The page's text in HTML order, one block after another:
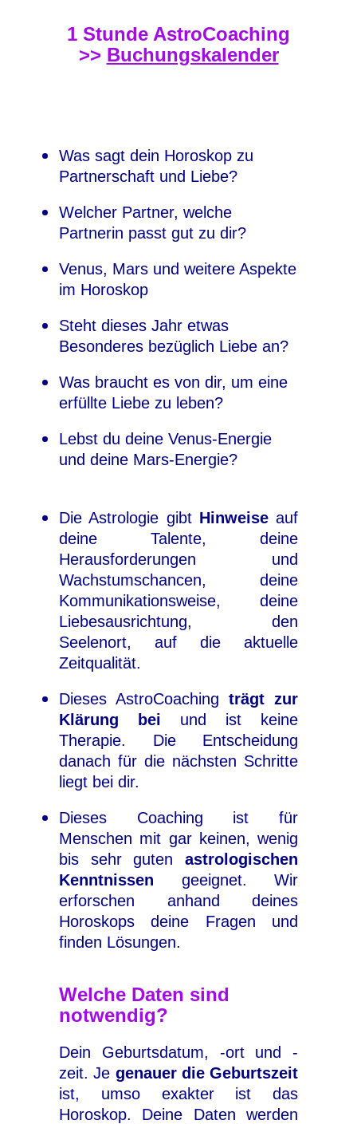
1 Stunde AstroCoaching
>> Buchungskalender
Was sagt dein Horoskop zu
Partnerschaft und Liebe?
Welcher Partner, welche
Partnerin passt gut zu dir?
Venus, Mars und weitere Aspekte
im Horoskop
Steht dieses Jahr etwas
Besonderes bezüglich Liebe an?
Was braucht es von dir, um eine
erfüllte Liebe zu leben?
Lebst du deine Venus-Energie
und deine Mars-Energie?
Die Astrologie gibt Hinweiseauf
deine Talente, deine
Herausforderungen und
Wachstumschancen, deine
Kommunikationsweise, deine
Liebesausrichtung, den
Seelenort, auf die aktuelle
Zeitqualität.
Dieses AstroCoaching trägt zur
Klärung bei und ist keine
Therapie. Die Entscheidung
danach für die nächsten Schritte
liegt bei dir.
Dieses Coaching ist für
Menschen mit gar keinen, wenig
bis sehr guten astrologischen
Kenntnissen geeignet. Wir
erforschen anhand deines
Horoskops deine Fragen und
finden Lösungen.
Welche Daten sind
notwendig?
Dein Geburtsdatum, -ort und -
zeit. Je genauer die Geburtszeit
ist, umso exakter ist das
Horoskop. Deine Daten werden